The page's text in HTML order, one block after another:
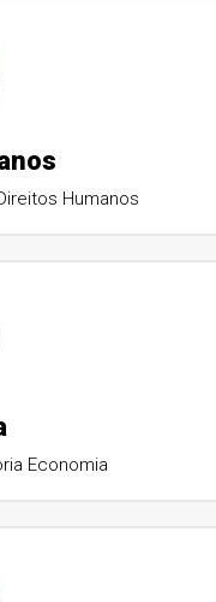
Humanos
Economia